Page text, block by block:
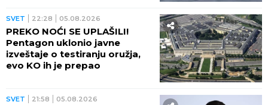
SVET 22:28 05.08.2026
PREKO NOĆI SE UPLAŠILI!
Pentagon uklonio javne
izveštaje o testiranju oružja,
evo KO ih je prepao
SVET 21:58 05.08.2026